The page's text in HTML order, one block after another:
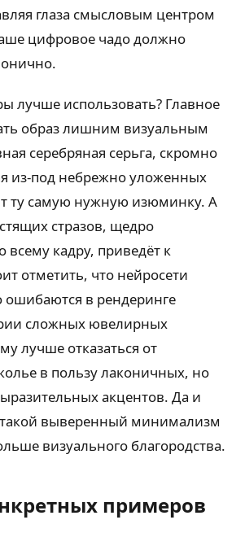
глаза смысловым центром
цифровое чадо должно
лучше использовать? Главное
образ лишним визуальным
серебряная серьга, скромно
из-под небрежно уложенных
ту самую нужную изюминку. А
стразов, щедро
всему кадру, приведёт к
отметить, что нейросети
ошибаются в рендеринге
сложных ювелирных
лучше отказаться от
в пользу лаконичных, но
акцентов. Да и
выверенный минимализм
визуального благородства.
примеров